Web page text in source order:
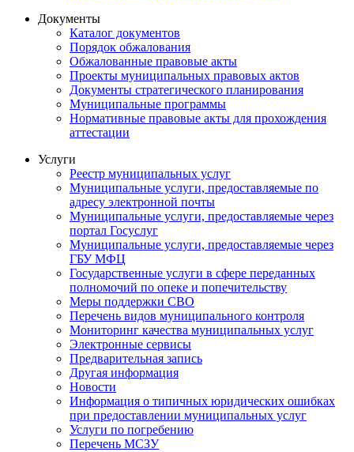
Документы
Каталог документов
Порядок обжалования
Обжалованные правовые акты
Проекты муниципальных правовых актов
Документы стратегического планирования
Муниципальные программы
Нормативные правовые акты для прохождения
аттестации
Услуги
Реестр муниципальных услуг
Муниципальные услуги, предоставляемые по
адресу электронной почты
Муниципальные услуги, предоставляемые через
портал Госуслуг
Муниципальные услуги, предоставляемые через
ГБУ МФЦ
Государственные услуги в сфере переданных
полномочий по опеке и попечительству
Меры поддержки СВО
Перечень видов муниципального контроля
Мониторинг качества муниципальных услуг
Электронные сервисы
Предварительная запись
Другая информация
Новости
Информация о типичных юридических ошибках
при предоставлении муниципальных услуг
Услуги по погребению
Перечень МСЗУ